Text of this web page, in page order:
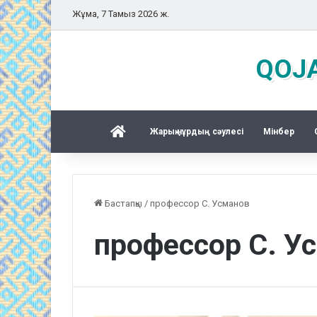
Жұма, 7 Тамыз 2026 ж.
Басқы бетЖарық нұрдың сәулесі Mінбер
Бастапқы / профессор С. Усманов
профессор С.